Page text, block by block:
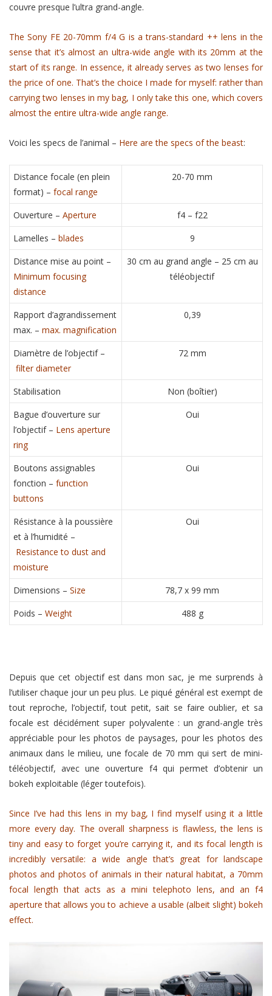
couvre presque l’ultra grand-angle.
The Sony FE 20-70mm f/4 G is a trans-standard ++ lens in the
sense that it’s almost an ultra-wide angle with its 20mm at the
start of its range. In essence, it already serves as two lenses for
the price of one. That’s the choice I made for myself: rather than
carrying two lenses in my bag, I only take this one, which covers
almost the entire ultra-wide angle range.
Voici les specs de l’animal – Here are the specs of the beast:
Distance focale (en plein
format) – focal range
20-70 mm
Ouverture – Aperture
f4 – f22
Lamelles – blades
9
Distance mise au point –
Minimum focusing
distance
30 cm au grand angle – 25 cm au
téléobjectif
Rapport d’agrandissement
max. – max. magnification
0,39
Diamètre de l’objectif –
filter diameter
72 mm
Stabilisation
Non (boîtier)
Bague d’ouverture sur
l’objectif – Lens aperture
ring
Oui
Boutons assignables
fonction – function
buttons
Oui
Résistance à la poussière
et à l’humidité –
Resistance to dust and
moisture
Oui
Dimensions – Size
78,7 x 99 mm
Poids – Weight 488 g
Depuis que cet objectif est dans mon sac, je me surprends à
l’utiliser chaque jour un peu plus. Le piqué général est exempt de
tout reproche, l’objectif, tout petit, sait se faire oublier, et sa
focale est décidément super polyvalente : un grand-angle très
appréciable pour les photos de paysages, pour les photos des
animaux dans le milieu, une focale de 70 mm qui sert de mini-
téléobjectif, avec une ouverture f4 qui permet d’obtenir un
bokeh exploitable (léger toutefois).
Since I’ve had this lens in my bag, I find myself using it a little
more every day. The overall sharpness is flawless, the lens is
tiny and easy to forget you’re carrying it, and its focal length is
incredibly versatile: a wide angle that’s great for landscape
photos and photos of animals in their natural habitat, a 70mm
focal length that acts as a mini telephoto lens, and an f4
aperture that allows you to achieve a usable (albeit slight) bokeh
effect.